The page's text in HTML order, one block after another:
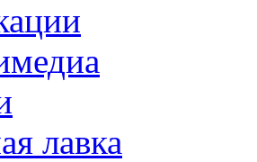
лавка